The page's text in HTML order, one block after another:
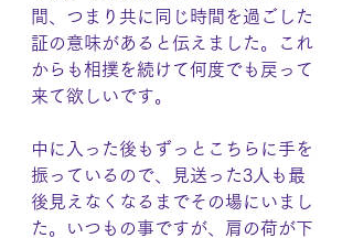
間、つまり共に同じ時間を過ごした
証の意味があると伝えました。これ
からも相撲を続けて何度でも戻って
来て欲しいです。
中に入った後もずっとこちらに手を
振っているので、見送った3人も最
後見えなくなるまでその場にいまし
た。いつもの事ですが、肩の荷が下